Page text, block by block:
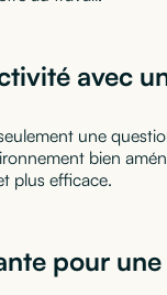
avec
une
bien
plus efficace.
pour